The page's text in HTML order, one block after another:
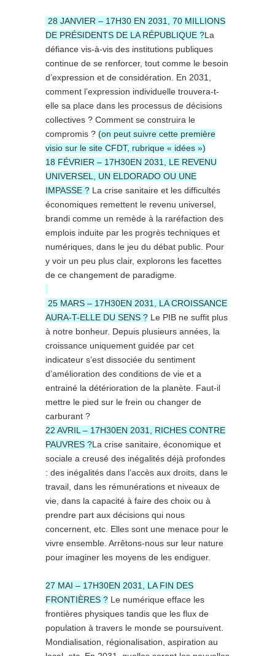
28 JANVIER – 17H30 EN 2031, 70 MILLIONS
DE PRÉSIDENTS DE LA RÉPUBLIQUE ?La
défiance vis-à-vis des institutions publiques
continue de se renforcer, tout comme le besoin
d’expression et de considération. En 2031,
comment l’expression individuelle trouvera-t-
elle sa place dans les processus de décisions
collectives ? Comment se construira le
compromis ? (on peut suivre cette première
visio sur le site CFDT, rubrique « idées »)
18 FÉVRIER – 17H30EN 2031, LE REVENU
UNIVERSEL, UN ELDORADO OU UNE
IMPASSE ? La crise sanitaire et les difficultés
économiques remettent le revenu universel,
brandi comme un remède à la raréfaction des
emplois induite par les progrès techniques et
numériques, dans le jeu du débat public. Pour
y voir un peu plus clair, explorons les facettes
de ce changement de paradigme.
25 MARS – 17H30EN 2031, LA CROISSANCE
AURA-T-ELLE DU SENS ? Le PIB ne suffit plus
à notre bonheur. Depuis plusieurs années, la
croissance uniquement guidée par cet
indicateur s’est dissociée du sentiment
d’amélioration des conditions de vie et a
entrainé la détérioration de la planète. Faut-il
mettre le pied sur le frein ou changer de
carburant ?
22 AVRIL – 17H30EN 2031, RICHES CONTRE
PAUVRES ?La crise sanitaire, économique et
sociale a creusé des inégalités déjà profondes
: des inégalités dans l’accès aux droits, dans le
travail, dans les rémunérations et niveaux de
vie, dans la capacité à faire des choix ou à
prendre part aux décisions qui nous
concernent, etc. Elles sont une menace pour le
vivre ensemble. Arrêtons-nous sur leur nature
pour imaginer les moyens de les endiguer.
27 MAI – 17H30EN 2031, LA FIN DES
FRONTIÈRES ? Le numérique efface les
frontières physiques tandis que les flux de
population à travers le monde se poursuivent.
Mondialisation, régionalisation, aspiration au